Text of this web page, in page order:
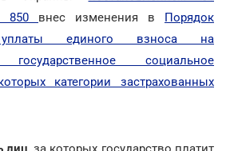
850 внес изменения в Порядок
единого взноса на
государственное социальное
категории застрахованных